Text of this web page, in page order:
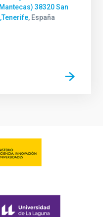
38320 San
, España